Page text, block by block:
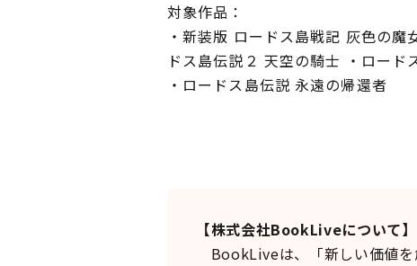
対象作品：
・新装版 ロードス島戦記 灰色の
ドス島伝説２ 天空の騎士 ・ロー
・ロードス島伝説 永遠の帰還者
【株式会社BookLiveについて】
BookLiveは、「新しい価値を